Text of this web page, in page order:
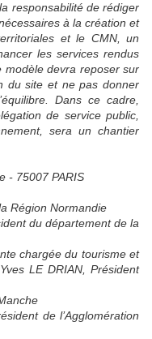
responsabilité de rédiger
à la création et
et le CMN, un
les services rendus
modèle devra reposer sur
du site et ne pas donner
Dans ce cadre,
de service public,
sera un chantier
- 75007 PARIS
Normandie
du département de la
chargée du tourisme et
LE DRIAN, Président
de l’Agglomération